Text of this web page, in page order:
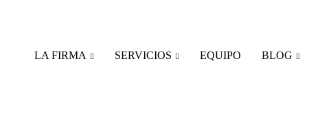
LA FIRMA SERVICIOS EQUIPO BLOG